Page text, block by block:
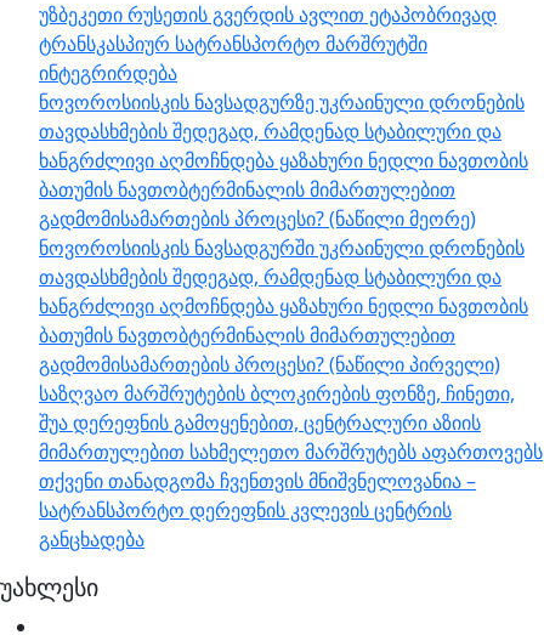
უზბეკეთი რუსეთის გვერდის ავლით ეტაპობრივად
ტრანსკასპიურ სატრანსპორტო მარშრუტში
ინტეგრირდება
ნოვოროსიისკის ნავსადგურზე უკრაინული დრონების
თავდასხმების შედეგად, რამდენად სტაბილური და
ხანგრძლივი აღმოჩნდება ყაზახური ნედლი ნავთობის
ბათუმის ნავთობტერმინალის მიმართულებით
გადმომისამართების პროცესი? (ნაწილი მეორე)
ნოვოროსიისკის ნავსადგურში უკრაინული დრონების
თავდასხმების შედეგად, რამდენად სტაბილური და
ხანგრძლივი აღმოჩნდება ყაზახური ნედლი ნავთობის
ბათუმის ნავთობტერმინალის მიმართულებით
გადმომისამართების პროცესი? (ნაწილი პირველი)
საზღვაო მარშრუტების ბლოკირების ფონზე, ჩინეთი,
შუა დერეფნის გამოყენებით, ცენტრალური აზიის
მიმართულებით სახმელეთო მარშრუტებს აფართოვებს
თქვენი თანადგომა ჩვენთვის მნიშვნელოვანია –
სატრანსპორტო დერეფნის კვლევის ცენტრის
განცხადება
უახლესი